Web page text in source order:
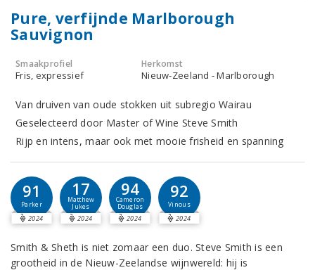
Pure, verfijnde Marlborough
Sauvignon
Smaakprofiel
Fris, expressief
Herkomst
Nieuw-Zeeland - Marlborough
Van druiven van oude stokken uit subregio Wairau
Geselecteerd door Master of Wine Steve Smith
Rijp en intens, maar ook met mooie frisheid en spanning
91
Parker
2024
17
Matthew
Jukes
2024
94
Cameron
Douglas
2024
92
Vinous
2024
Smith & Sheth is niet zomaar een duo. Steve Smith is een
grootheid in de Nieuw-Zeelandse wijnwereld: hij is